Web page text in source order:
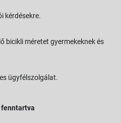
kérdésekre.
bicikli méretet gyermekeknek és
ügyfélszolgálat.
fenntartva